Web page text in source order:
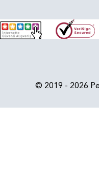
© 2019 - 2026